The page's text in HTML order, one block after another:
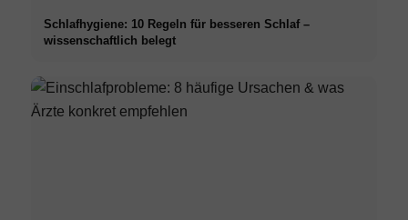
Schlafhygiene: 10 Regeln für besseren Schlaf –
wissenschaftlich belegt